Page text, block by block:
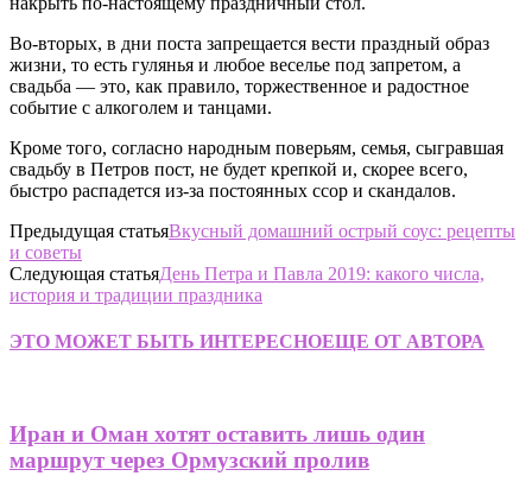
Во-вторых, в дни поста запрещается вести праздный образ
жизни, то есть гулянья и любое веселье под запретом, а
свадьба — это, как правило, торжественное и радостное
событие с алкоголем и танцами.
Кроме того, согласно народным поверьям, семья, сыгравшая
свадьбу в Петров пост, не будет крепкой и, скорее всего,
быстро распадется из-за постоянных ссор и скандалов.
Предыдущая статьяВкусный домашний острый соус: рецепты
и советы
Следующая статьяДень Петра и Павла 2019: какого числа,
история и традиции праздника
ЭТО МОЖЕТ БЫТЬ ИНТЕРЕСНОЕЩЕ ОТ АВТОРА
Иран и Оман хотят оставить лишь один
маршрут через Ормузский пролив